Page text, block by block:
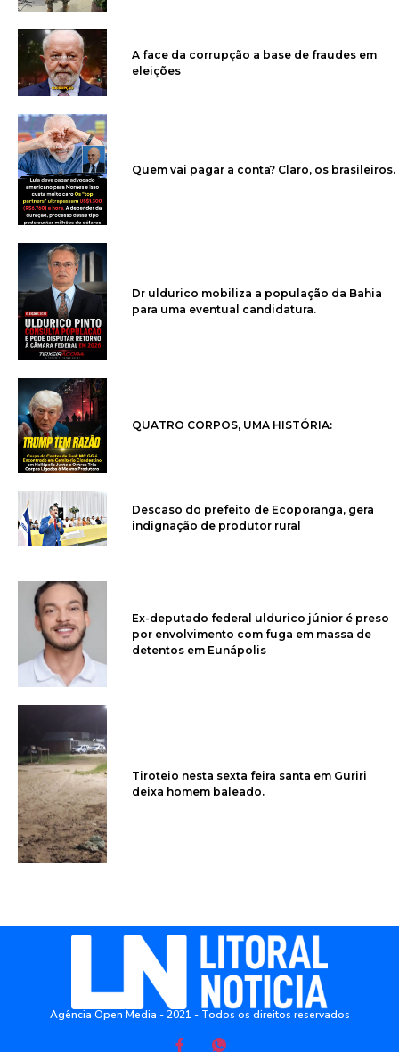
A face da corrupção a base de fraudes em
eleições
Quem vai pagar a conta? Claro, os brasileiros.
Dr uldurico mobiliza a população da Bahia
para uma eventual candidatura.
QUATRO CORPOS, UMA HISTÓRIA:
Descaso do prefeito de Ecoporanga, gera
indignação de produtor rural
Ex-deputado federal uldurico júnior é preso
por envolvimento com fuga em massa de
detentos em Eunápolis
Tiroteio nesta sexta feira santa em Guriri
deixa homem baleado.
Agência Open Media - 2021 - Todos os direitos reservados